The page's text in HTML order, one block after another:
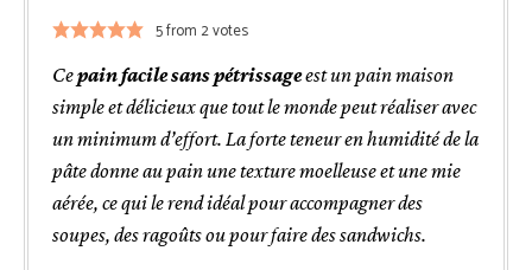
5from 2votes
Cepain facile sans pétrissageest un pain maison
simple et délicieux que tout le monde peut réaliser avec
un minimum d’effort. La forte teneur en humidité de la
pâte donne au pain une texture moelleuse et une mie
aérée, ce qui le rend idéal pour accompagner des
soupes, des ragoûts ou pour faire des sandwichs.